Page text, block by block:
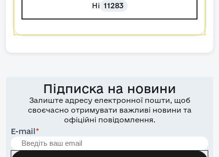
Ні 11283
Підписка на новини
Залиште адресу електронної пошти, щоб
своєчасно отримувати важливі новини та
офіційні повідомлення.
E-mail*